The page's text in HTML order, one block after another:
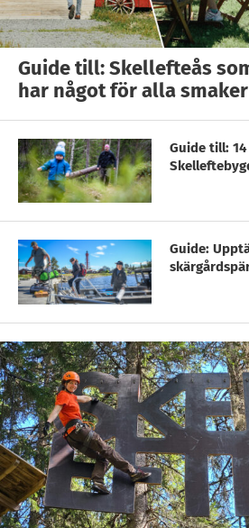
Guide till: Skellefteås
har något för alla smaker
Guide till:
Guide: